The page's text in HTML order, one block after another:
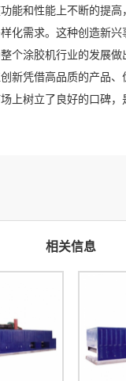
能和性能上不断的提
化需求。这种创造新
个涂胶机行业的发展做
凭借高品质的产品、
上树立了良好的口碑
相关信息